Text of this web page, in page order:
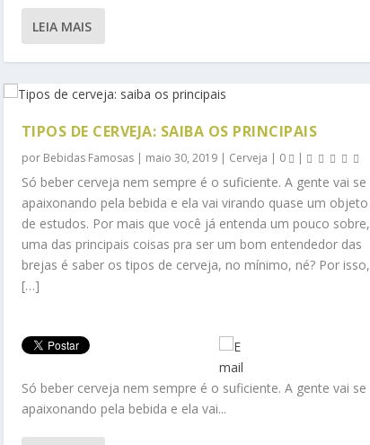
LEIA MAIS
TIPOS DE CERVEJA: SAIBA OS PRINCIPAIS
por Bebidas Famosas| maio 30, 2019| Cerveja | 0 |
Só beber cerveja nem sempre é o suficiente. A gente vai se
apaixonando pela bebida e ela vai virando quase um objeto
de estudos. Por mais que você já entenda um pouco sobre,
uma das principais coisas pra ser um bom entendedor das
brejas é saber os tipos de cerveja, no mínimo, né? Por isso,
[…]
Só beber cerveja nem sempre é o suficiente. A gente vai se
apaixonando pela bebida e ela vai...